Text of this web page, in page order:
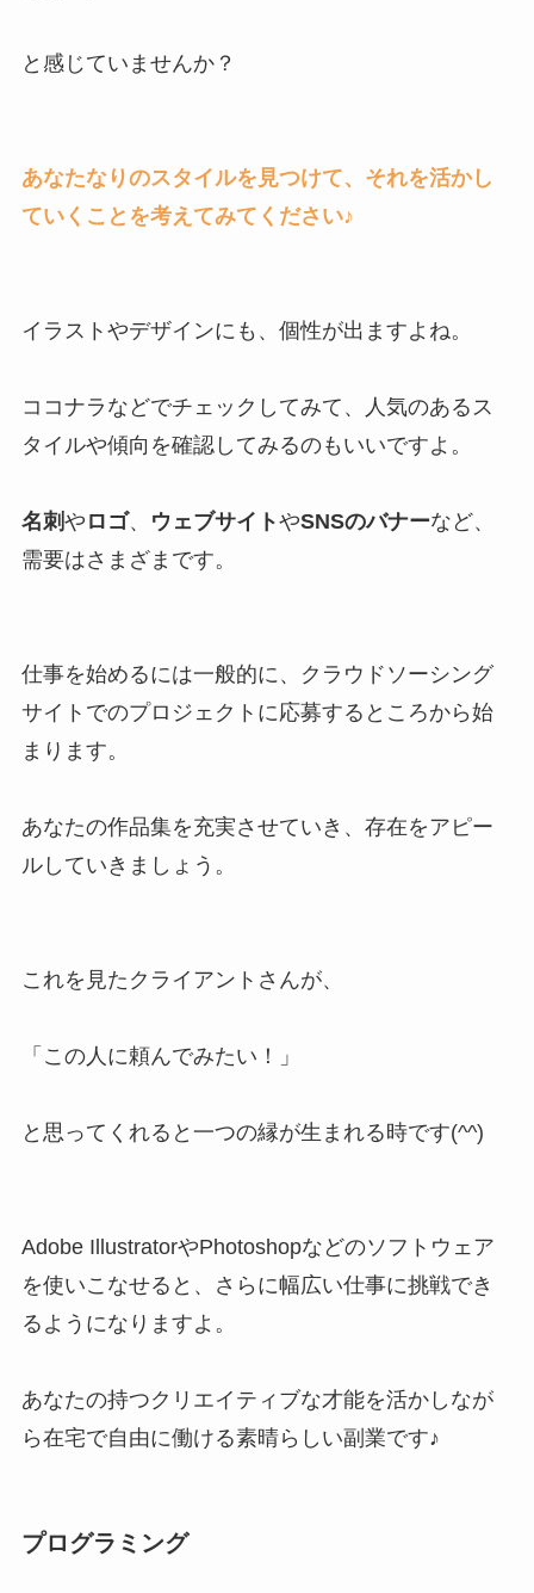
と感じていませんか？
あなたなりのスタイルを見つけて、それを活かし
ていくことを考えてみてください♪
イラストやデザインにも、個性が出ますよね。
ココナラなどでチェックしてみて、人気のあるス
タイルや傾向を確認してみるのもいいですよ。
名刺や ロゴ、 ウェブサイトやSNSのバナーなど、
需要はさまざまです。
仕事を始めるには一般的に、クラウドソーシング
サイトでのプロジェクトに応募するところから始
まります。
あなたの作品集を充実させていき、存在をアピー
ルしていきましょう。
これを見たクライアントさんが、
「この人に頼んでみたい！」
と思ってくれると一つの縁が生まれる時です(^^)
Adobe IllustratorやPhotoshopなどのソフトウェア
を使いこなせると、さらに幅広い仕事に挑戦でき
るようになりますよ。
あなたの持つクリエイティブな才能を活かしなが
ら在宅で自由に働ける素晴らしい副業です♪
プログラミング